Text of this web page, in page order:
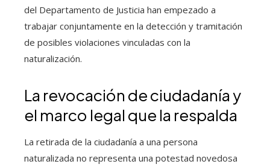
del Departamento de Justicia han empezado a
trabajar conjuntamente en la detección y tramitación
de posibles violaciones vinculadas con la
naturalización.
La revocación de ciudadanía y
el marco legal que la respalda
La retirada de la ciudadanía a una persona
naturalizada no representa una potestad novedosa